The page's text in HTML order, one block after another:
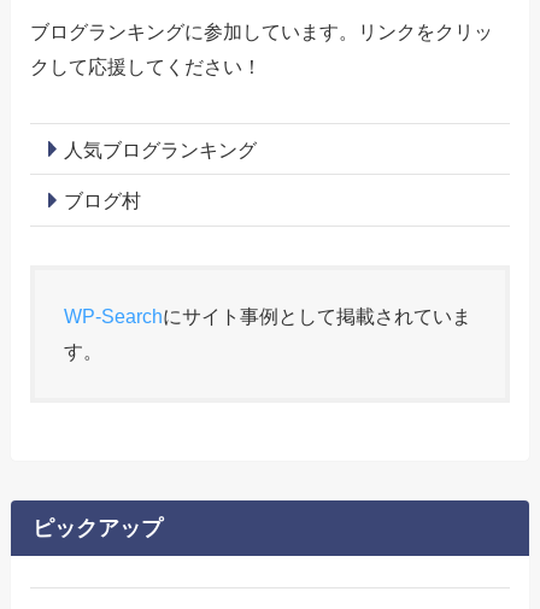
ブログランキングに参加しています。リンクをクリッ
クして応援してください！
人気ブログランキング
ブログ村
WP-Searchにサイト事例として掲載されていま
す。
ピックアップ